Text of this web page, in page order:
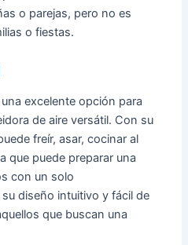
o parejas, pero no es
o fiestas.
excelente opción para
de aire versátil. Con su
freír, asar, cocinar al
que puede preparar una
con un solo
diseño intuitivo y fácil de
que buscan una